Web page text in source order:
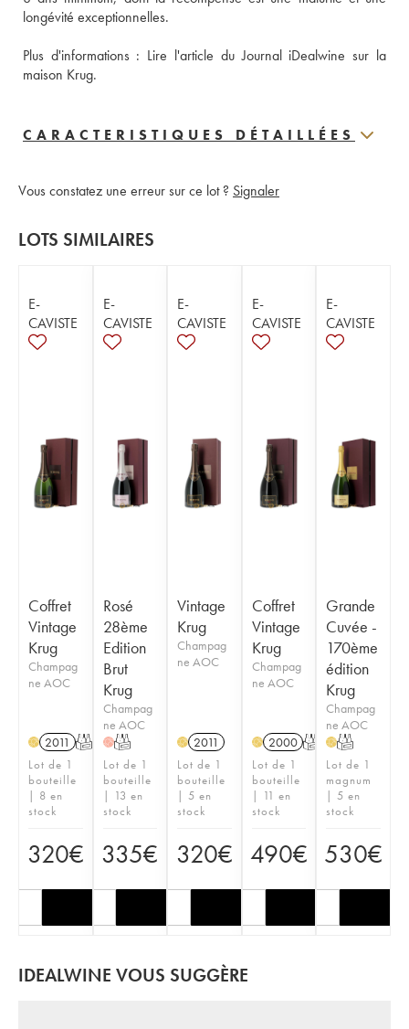
longévité exceptionnelles.
Plus d'informations : Lire l'article du Journal iDealwine sur la
maison Krug.
CARACTERISTIQUES DÉTAILLÉES
Vous constatez une erreur sur ce lot ? Signaler
LOTS SIMILAIRES
E-
CAVISTE
Coffret
Vintage
Krug
Champag
ne AOC
H 2011 T
Lot de 1
bouteille
| 8 en
stock
320€
E-
CAVISTE
Rosé
28ème
Edition
Brut
Krug
Champag
ne AOC
HT
Lot de 1
bouteille
| 13 en
stock
335€
E-
CAVISTE
Vintage
Krug
Champag
ne AOC
H 2011
Lot de 1
bouteille
| 5 en
stock
320€
E-
CAVISTE
Coffret
Vintage
Krug
Champag
ne AOC
H 2000 T
Lot de 1
bouteille
| 11 en
stock
490€
E-
CAVISTE
Grande
Cuvée -
170ème
édition
Krug
Champag
ne AOC
HT
Lot de 1
magnum
| 5 en
stock
530€
IDEALWINE VOUS SUGGÈRE